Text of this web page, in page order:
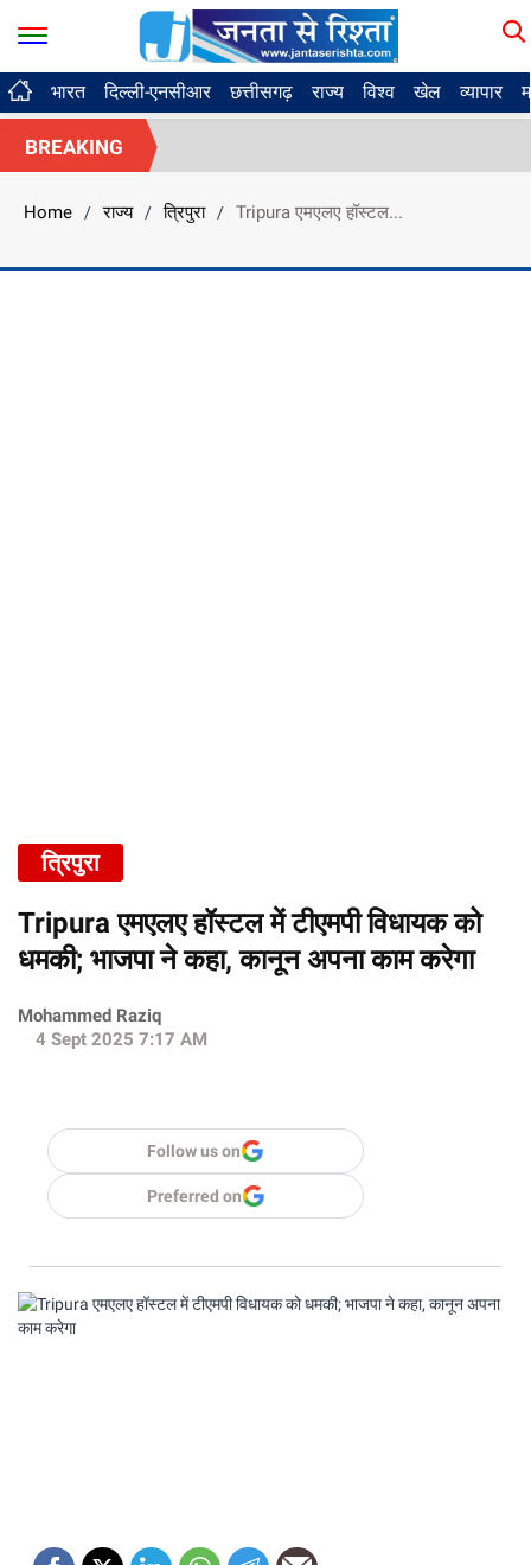
भारत दिल्ली-एनसीआर छत्तीसगढ़ राज्य विश्व खेल व्यापार
BREAKING
Home / राज्य / त्रिपुरा / Tripura एमएलए हॉस्टल...
त्रिपुरा
Tripura एमएलए हॉस्टल में टीएमपी विधायक को
धमकी; भाजपा ने कहा, कानून अपना काम करेगा
Mohammed Raziq
4 Sept 2025 7:17 AM
Follow us on
Preferred on